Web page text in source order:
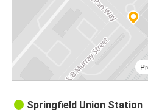
Springfield Union Station